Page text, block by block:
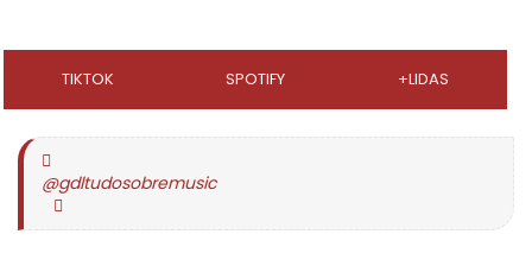
TIKTOK SPOTIFY +LIDAS
@gdltudosobremusic